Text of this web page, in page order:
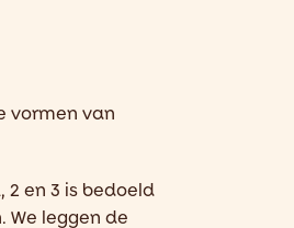
vormen van
2 en 3 is bedoeld
. We leggen de